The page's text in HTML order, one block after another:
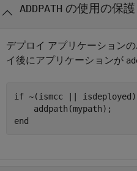
ADDPATH の使用の保護
デプロイ アプリケーション
イ後にアプリケーションが
if ~(ismcc || isdeployed)
end